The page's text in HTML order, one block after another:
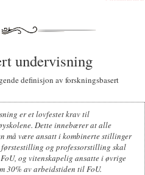
undervisning
definisjon av forskningsbasert
er et lovfestet krav til
Dette innebærer at alle
må være ansatt i kombinerte stillinger
og professorstilling skal
og vitenskapelig ansatte i øvrige
30% av arbeidstiden til FoU.